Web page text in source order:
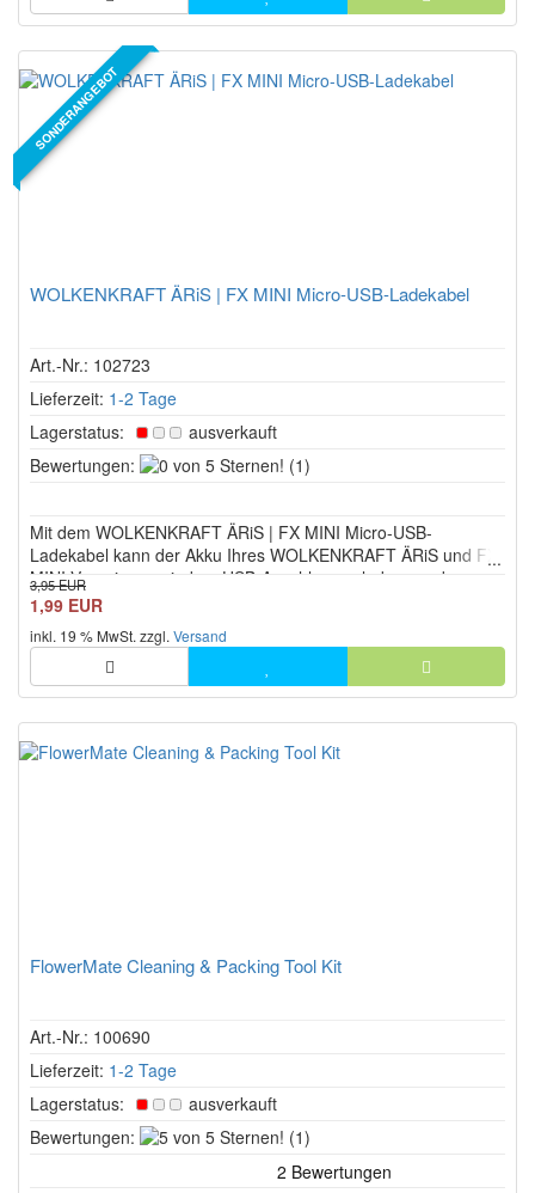
SONDERANGEBOT
WOLKENKRAFT ÄRiS | FX MINI Micro-USB-Ladekabel
Art.-Nr.: 102723
Lieferzeit: 1-2 Tage
Lagerstatus:
ausverkauft
Bewertungen:
0
Sternen!
(1)
Mit dem WOLKENKRAFT ÄRiS | FX MINI Micro-USB-
Ladekabel kann der Akku Ihres WOLKENKRAFT ÄRiS und FX
MINI Vaporizer an jedem USB-Anschluss geladen werden.
3,95 EUR
1,99 EUR
inkl. 19 % MwSt. zzgl. Versand
FlowerMate Cleaning & Packing Tool Kit
Art.-Nr.: 100690
Lieferzeit: 1-2 Tage
Lagerstatus:
ausverkauft
Bewertungen:
5
5
(1)